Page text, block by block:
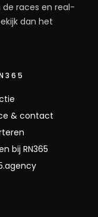
races en real-
dan het
& contact
bij RN365